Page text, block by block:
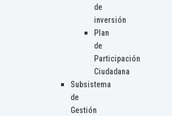
de
inversión
Plan
de
Participación
Ciudadana
Subsistema
de
Gestión